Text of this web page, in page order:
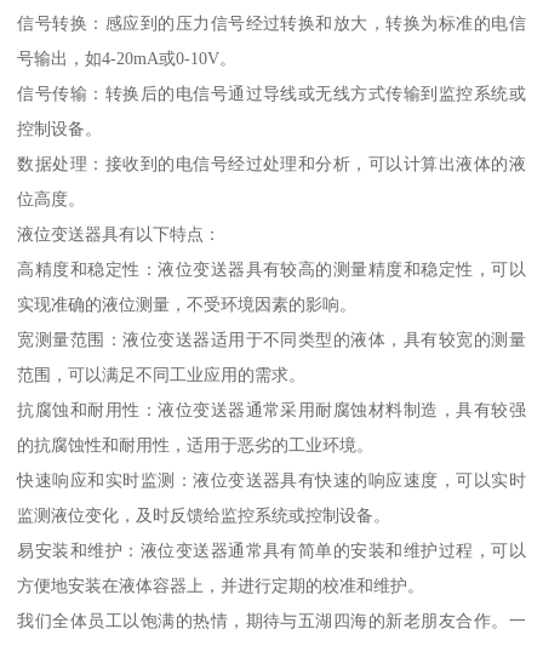
信号转换：感应到的压力信号经过转换和放大，转换为标准的电信
号输出，如4-20mA或0-10V。
信号传输：转换后的电信号通过导线或无线方式传输到监控系统或
控制设备。
数据处理：接收到的电信号经过处理和分析，可以计算出液体的液
位高度。
液位变送器具有以下特点：
高精度和稳定性：液位变送器具有较高的测量精度和稳定性，可以
实现准确的液位测量，不受环境因素的影响。
宽测量范围：液位变送器适用于不同类型的液体，具有较宽的测量
范围，可以满足不同工业应用的需求。
抗腐蚀和耐用性：液位变送器通常采用耐腐蚀材料制造，具有较强
的抗腐蚀性和耐用性，适用于恶劣的工业环境。
快速响应和实时监测：液位变送器具有快速的响应速度，可以实时
监测液位变化，及时反馈给监控系统或控制设备。
易安装和维护：液位变送器通常具有简单的安装和维护过程，可以
方便地安装在液体容器上，并进行定期的校准和维护。
我们全体员工以饱满的热情，期待与五湖四海的新老朋友合作。一